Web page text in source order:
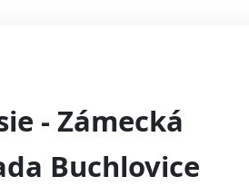
- Zámecká
Buchlovice